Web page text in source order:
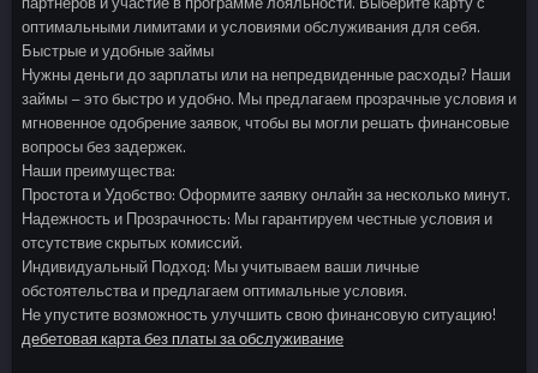
оптимальными лимитами и условиями обслуживания для себя.
Быстрые и удобные займы
Нужны деньги до зарплаты или на непредвиденные расходы? Наши
займы – это быстро и удобно. Мы предлагаем прозрачные условия и
мгновенное одобрение заявок, чтобы вы могли решать финансовые
вопросы без задержек.
Наши преимущества:
Простота и Удобство: Оформите заявку онлайн за несколько минут.
Надежность и Прозрачность: Мы гарантируем честные условия и
отсутствие скрытых комиссий.
Индивидуальный Подход: Мы учитываем ваши личные
обстоятельства и предлагаем оптимальные условия.
Не упустите возможность улучшить свою финансовую ситуацию!
дебетовая карта без платы за обслуживание